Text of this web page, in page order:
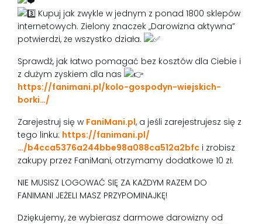
Kupuj jak zwykle w jednym z ponad 1800 sklepów
internetowych. Zielony znaczek „Darowizna aktywna”
potwierdzi, że wszystko działa.
Sprawdź, jak łatwo pomagać bez kosztów dla Ciebie i
z dużym zyskiem dla nas
https://fanimani.pl/kolo-gospodyn-wiejskich-
borki…/
Zarejestruj się w FaniMani.pl, a jeśli zarejestrujesz się z
tego linku: https://fanimani.pl/
…/b4cca5376a244bbe98a088ca512a2bfc i zrobisz
zakupy przez FaniMani, otrzymamy dodatkowe 10 zł.
NIE MUSISZ LOGOWAĆ SIĘ ZA KAŻDYM RAZEM DO
FANIMANI JEŻELI MASZ PRZYPOMINAJKĘ!
Dziękujemy, że wybierasz darmowe darowizny od